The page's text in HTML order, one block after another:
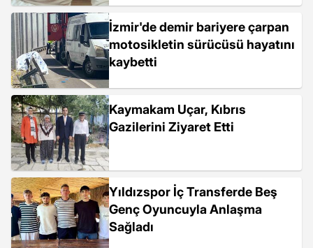
İzmir'de demir bariyere çarpan
motosikletin sürücüsü hayatını
kaybetti
Kaymakam Uçar, Kıbrıs
Gazilerini Ziyaret Etti
Yıldızspor İç Transferde Beş
Genç Oyuncuyla Anlaşma
Sağladı